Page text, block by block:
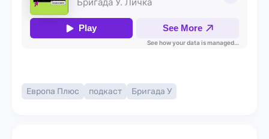
Европа Плюс подкаст Бригада У